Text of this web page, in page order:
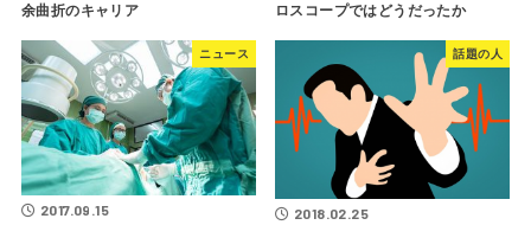
余曲折のキャリア ロスコープではどうだったか
ニュース
2017.09.15
話題の人
2018.02.25